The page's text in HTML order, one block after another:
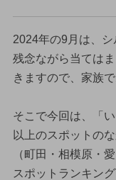
2024年の9月は、
残念ながら当ては
きますので、家族
そこで今回は、「
以上のスポットの
（町田・相模原・
スポットランキン